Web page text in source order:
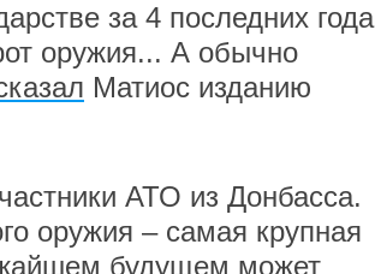
за 4 последних года
оружия... А обычно
Матиос изданию
АТО из Донбасса.
оружия – самая крупная
будущем может